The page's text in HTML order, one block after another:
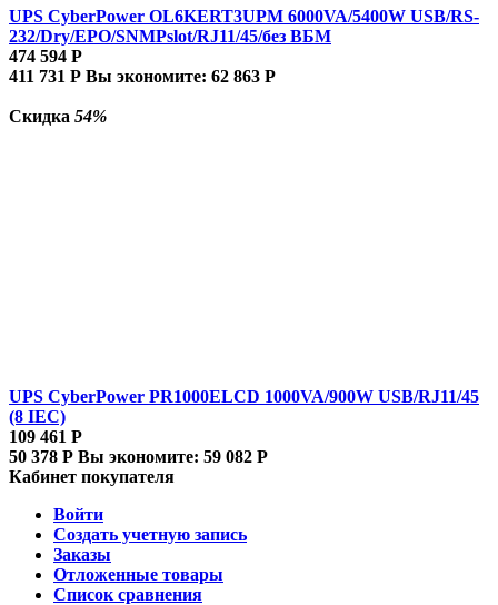
UPS CyberPower OL6KERT3UPM 6000VA/5400W USB/RS-
232/Dry/EPO/SNMPslot/RJ11/45/без ВБМ
474 594 Р
411 731 Р Вы экономите: 62 863 Р
Скидка 54%
UPS CyberPower PR1000ELCD 1000VA/900W USB/RJ11/45
(8 IEC)
109 461 Р
50 378 Р Вы экономите: 59 082 Р
Кабинет покупателя
Войти
Создать учетную запись
Заказы
Отложенные товары
Список сравнения